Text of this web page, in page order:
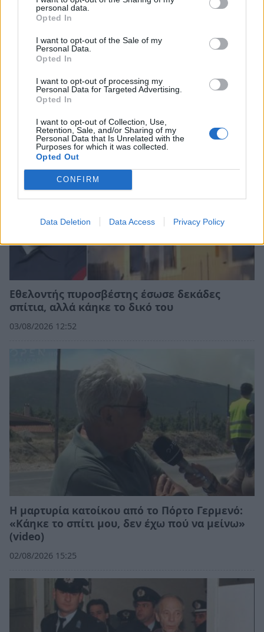
personal data.
Opted In
I want to opt-out of the Sale of my
Personal Data.
Opted In
I want to opt-out of processing my
Personal Data for Targeted Advertising.
Opted In
I want to opt-out of Collection, Use,
Retention, Sale, and/or Sharing of my
Personal Data that Is Unrelated with the
Purposes for which it was collected.
Opted Out
CONFIRM
Data Deletion Data Access Privacy Policy
Λακωνία: Η Ελένη αύριο θα έπιανε δουλειά –
«Έφυγε» σε τροχαίο και βύθισε στο πένθος
την Απιδιά
Εθελοντής πυροσβέστης έσωσε δεκάδες
σπίτια, αλλά κάηκε το δικό του
03/08/2026 12:52
Η μαρτυρία κατοίκου από το Πόρτο Γερμενό:
«Κάηκε το σπίτι μου, δεν έχω πού να μείνω»
(video)
02/08/2026 15:25